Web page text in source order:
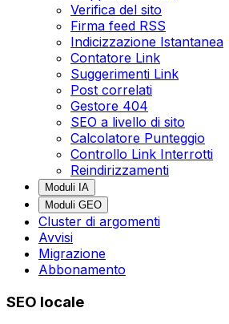
Verifica del sito
Firma feed RSS
Indicizzazione Istantanea
Contatore Link
Suggerimenti Link
Post correlati
Gestore 404
SEO a livello di sito
Calcolatore Punteggio
Controllo Link Interrotti
Reindirizzamenti
Moduli IA
Moduli GEO
Cluster di argomenti
Avvisi
Migrazione
Abbonamento
SEO locale